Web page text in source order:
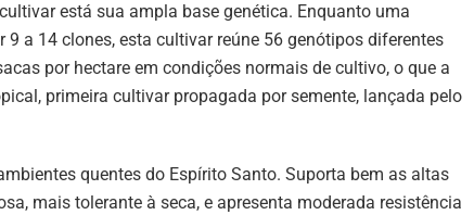
está sua ampla base genética. Enquanto uma
a 14 clones, esta cultivar reúne 56 genótipos diferentes
por hectare em condições normais de cultivo, o que a
primeira cultivar propagada por semente, lançada pelo
quentes do Espírito Santo. Suporta bem as altas
mais tolerante à seca, e apresenta moderada resistência